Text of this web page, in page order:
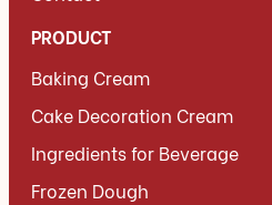
PRODUCT
Baking Cream
Cake Decoration Cream
Ingredients for Beverage
Frozen Dough